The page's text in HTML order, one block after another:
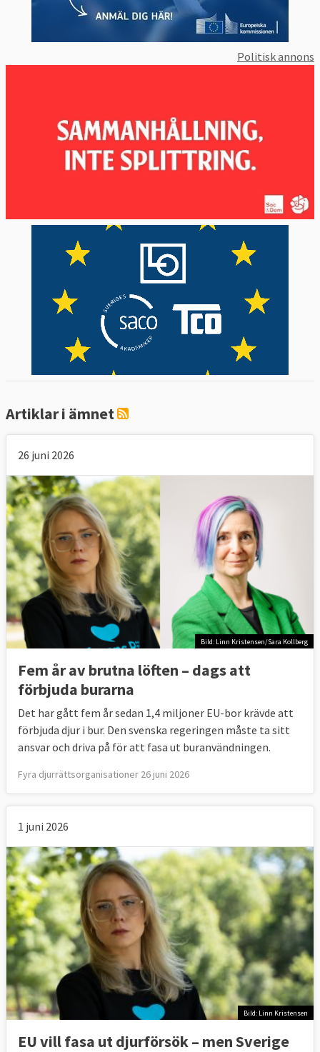
Politisk annons
Artiklar i ämnet
26 juni 2026
Bild: Linn Kristensen/Sara Kollberg
Fem år av brutna löften – dags att
förbjuda burarna
Det har gått fem år sedan 1,4 miljoner EU-bor krävde att
förbjuda djur i bur. Den svenska regeringen måste ta sitt
ansvar och driva på för att fasa ut buranvändningen.
Fyra djurrättsorganisationer 26 juni 2026
1 juni 2026
Bild: Linn Kristensen
EU vill fasa ut djurförsök – men Sverige